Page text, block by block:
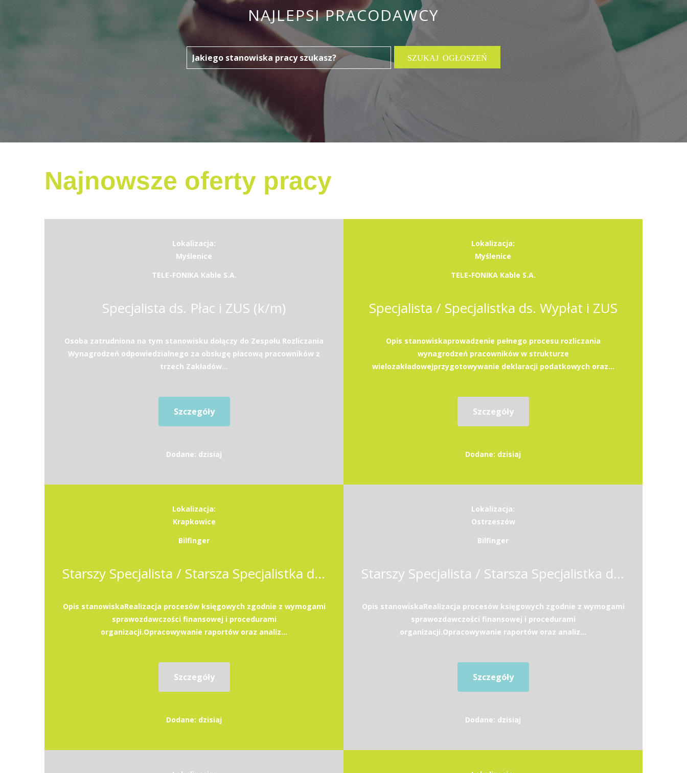
NAJLEPSI PRACODAWCY
Najnowsze oferty pracy
Lokalizacja:
Myślenice
TELE-FONIKA Kable S.A.
Specjalista ds. Płac i ZUS (k/m)
Osoba zatrudniona na tym stanowisku dołączy do Zespołu Rozliczania
Wynagrodzeń odpowiedzialnego za obsługę płacową pracowników z
trzech Zakładów...
Szczegóły
Dodane: dzisiaj
Lokalizacja:
Myślenice
TELE-FONIKA Kable S.A.
Specjalista / Specjalistka ds. Wypłat i ZUS
Opis stanowiskaprowadzenie pełnego procesu rozliczania
wynagrodzeń pracowników w strukturze
wielozakładowejprzygotowywanie deklaracji podatkowych oraz...
Szczegóły
Dodane: dzisiaj
Lokalizacja:
Krapkowice
Bilfinger
Starszy Specjalista / Starsza Specjalistka ds. księgowości
Opis stanowiskaRealizacja procesów księgowych zgodnie z wymogami
sprawozdawczości finansowej i procedurami
organizacji.Opracowywanie raportów oraz analiz...
Szczegóły
Dodane: dzisiaj
Lokalizacja:
Ostrzeszów
Bilfinger
Starszy Specjalista / Starsza Specjalistka ds. księgowości
Opis stanowiskaRealizacja procesów księgowych zgodnie z wymogami
sprawozdawczości finansowej i procedurami
organizacji.Opracowywanie raportów oraz analiz...
Szczegóły
Dodane: dzisiaj